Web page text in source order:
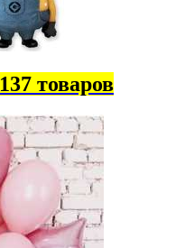
137 товаров